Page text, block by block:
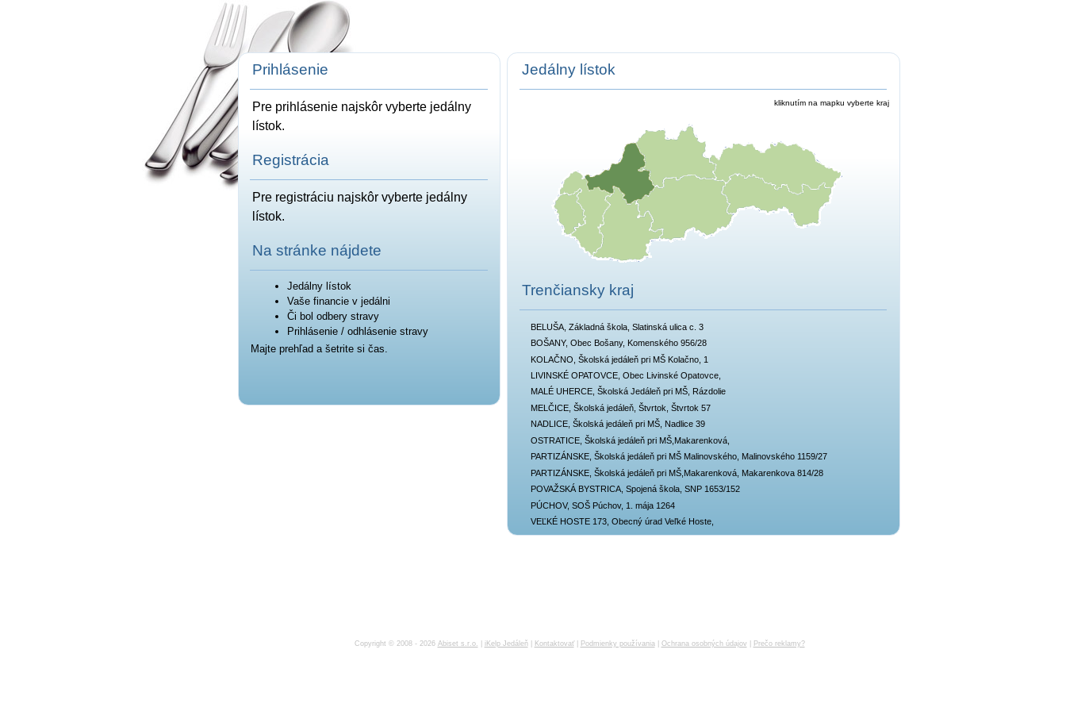
Prihlásenie
Pre prihlásenie najskôr vyberte jedálny
lístok.
Registrácia
Pre registráciu najskôr vyberte jedálny
lístok.
Na stránke nájdete
Jedálny lístok
Vaše financie v jedálni
Či bol odbery stravy
Prihlásenie / odhlásenie stravy
Majte prehľad a šetrite si čas.
Jedálny lístok
kliknutím na mapku vyberte kraj
Trenčiansky kraj
BELUŠA, Základná škola, Slatinská ulica c. 3
BOŠANY, Obec Bošany, Komenského 956/28
KOLAČNO, Školská jedáleň pri MŠ Kolačno, 1
LIVINSKÉ OPATOVCE, Obec Livinské Opatovce,
MALÉ UHERCE, Školská Jedáleň pri MŠ, Rázdolie
MELČICE, Školská jedáleň, Štvrtok, Štvrtok 57
NADLICE, Školská jedáleň pri MŠ, Nadlice 39
OSTRATICE, Školská jedáleň pri MŠ,Makarenková,
PARTIZÁNSKE, Školská jedáleň pri MŠ Malinovského, Malinovského 1159/27
PARTIZÁNSKE, Školská jedáleň pri MŠ,Makarenková, Makarenkova 814/28
POVAŽSKÁ BYSTRICA, Spojená škola, SNP 1653/152
PÚCHOV, SOŠ Púchov, 1. mája 1264
VEĽKÉ HOSTE 173, Obecný úrad Veľké Hoste,
Copyright © 2008 - 2026 Abiset s.r.o. iKelp Jedáleň| Kontaktovať| Podmienky používania Ochrana osobných údajov Prečo reklamy?